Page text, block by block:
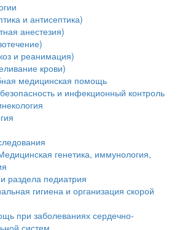
находиться с детьми в
Госдуму
Соответствующий
палату на
рассмотрение. Суть его
заключается в
нахождении одного из
всего срока лечения...
и антисептика)
анестезия)
и реанимация)
крови)
медицинская помощь
и инфекционный контроль
генетика, иммунология,
раздела педиатрия
гигиена и организация скорой
при заболеваниях сердечно-
систем